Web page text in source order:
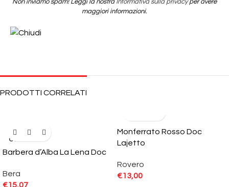
Non inviamo spam! Leggi la nostra Informativa sulla privacyper avere
maggiori informazioni.
PRODOTTI CORRELATI
OUT
Barbera d’Alba La Lena Doc
Bera
€15,07
Monferrato Rosso Doc
Lajetto
Rovero
€13,00